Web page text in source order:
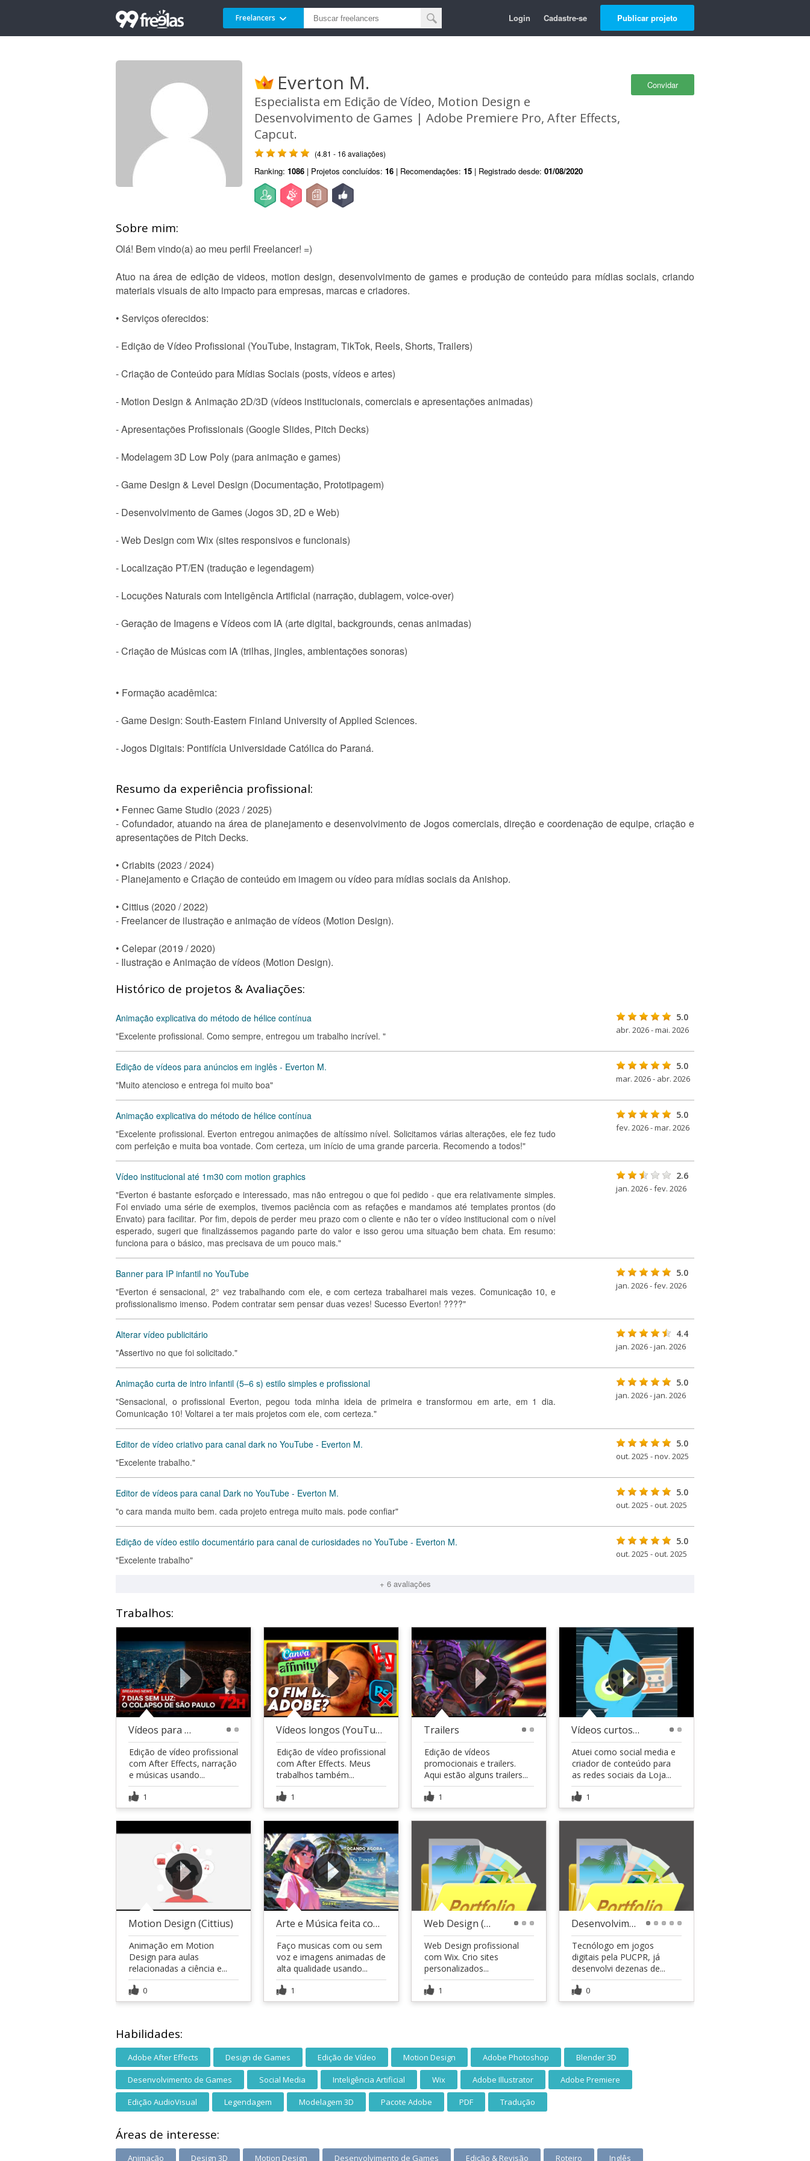
Freelancers Login Cadastre-se Publicar projeto
Convidar
Everton M.
Especialista em Edição de Vídeo, Motion Design e
Desenvolvimento de Games | Adobe Premiere Pro, After Effects,
Capcut.
(4.81 - 16 avaliações)
Ranking: 1086 | Projetos concluídos: 16 | Recomendações: 15 | Registrado desde: 01/08/2020
Sobre mim:
Olá! Bem vindo(a) ao meu perfil Freelancer! =)
Atuo na área de edição de videos, motion design, desenvolvimento de games e produção de conteúdo para mídias sociais, criando
materiais visuais de alto impacto para empresas, marcas e criadores.
• Serviços oferecidos:
- Edição de Vídeo Profissional (YouTube, Instagram, TikTok, Reels, Shorts, Trailers)
- Criação de Conteúdo para Mídias Sociais (posts, vídeos e artes)
- Motion Design & Animação 2D/3D (vídeos institucionais, comerciais e apresentações animadas)
- Apresentações Profissionais (Google Slides, Pitch Decks)
- Modelagem 3D Low Poly (para animação e games)
- Game Design & Level Design (Documentação, Prototipagem)
- Desenvolvimento de Games (Jogos 3D, 2D e Web)
- Web Design com Wix (sites responsivos e funcionais)
- Localização PT/EN (tradução e legendagem)
- Locuções Naturais com Inteligência Artificial (narração, dublagem, voice-over)
- Geração de Imagens e Vídeos com IA (arte digital, backgrounds, cenas animadas)
- Criação de Músicas com IA (trilhas, jingles, ambientações sonoras)
• Formação acadêmica:
- Game Design: South-Eastern Finland University of Applied Sciences.
- Jogos Digitais: Pontifícia Universidade Católica do Paraná.
Resumo da experiência profissional:
• Fennec Game Studio (2023 / 2025)
- Cofundador, atuando na área de planejamento e desenvolvimento de Jogos comerciais, direção e coordenação de equipe, criação e
apresentações de Pitch Decks.
• Criabits (2023 / 2024)
- Planejamento e Criação de conteúdo em imagem ou vídeo para mídias sociais da Anishop.
• Cittius (2020 / 2022)
- Freelancer de ilustração e animação de vídeos (Motion Design).
• Celepar (2019 / 2020)
- Ilustração e Animação de vídeos (Motion Design).
Histórico de projetos & Avaliações:
Animação explicativa do método de hélice contínua
"Excelente profissional. Como sempre, entregou um trabalho incrível. "
5.0
abr. 2026 - mai. 2026
Edição de vídeos para anúncios em inglês - Everton M.
"Muito atencioso e entrega foi muito boa"
5.0
mar. 2026 - abr. 2026
Animação explicativa do método de hélice contínua
"Excelente profissional. Everton entregou animações de altíssimo nível. Solicitamos várias alterações, ele fez tudo
com perfeição e muita boa vontade. Com certeza, um início de uma grande parceria. Recomendo a todos!"
5.0
fev. 2026 - mar. 2026
Vídeo institucional até 1m30 com motion graphics
"Everton é bastante esforçado e interessado, mas não entregou o que foi pedido - que era relativamente simples.
Foi enviado uma série de exemplos, tivemos paciência com as refações e mandamos até templates prontos (do
Envato) para facilitar. Por fim, depois de perder meu prazo com o cliente e não ter o vídeo institucional com o nível
esperado, sugeri que finalizássemos pagando parte do valor e isso gerou uma situação bem chata. Em resumo:
funciona para o básico, mas precisava de um pouco mais."
2.6
jan. 2026 - fev. 2026
Banner para IP infantil no YouTube
"Everton é sensacional, 2° vez trabalhando com ele, e com certeza trabalharei mais vezes. Comunicação 10, e
profissionalismo imenso. Podem contratar sem pensar duas vezes! Sucesso Everton! ????"
5.0
jan. 2026 - fev. 2026
Alterar vídeo publicitário
"Assertivo no que foi solicitado."
4.4
jan. 2026 - jan. 2026
Animação curta de intro infantil (5–6 s) estilo simples e profissional
"Sensacional, o profissional Everton, pegou toda minha ideia de primeira e transformou em arte, em 1 dia.
Comunicação 10! Voltarei a ter mais projetos com ele, com certeza."
5.0
jan. 2026 - jan. 2026
Editor de vídeo criativo para canal dark no YouTube - Everton M.
"Excelente trabalho."
5.0
out. 2025 - nov. 2025
Editor de vídeos para canal Dark no YouTube - Everton M.
"o cara manda muito bem. cada projeto entrega muito mais. pode confiar"
5.0
out. 2025 - out. 2025
Edição de vídeo estilo documentário para canal de curiosidades no YouTube - Everton M.
"Excelente trabalho"
5.0
out. 2025 - out. 2025
+ 6 avaliações
Trabalhos:
Vídeos para Canal Dark
Edição de vídeo profissional
com After Effects, narração
e músicas usando...
1
Vídeos longos (YouTube)
Edição de vídeo profissional
com After Effects. Meus
trabalhos também...
1
Trailers
Edição de vídeos
promocionais e trailers.
Aqui estão alguns trailers...
1
Vídeos curtos para Redes Sociais (Anishop)
Atuei como social media e
criador de conteúdo para
as redes sociais da Loja...
1
Motion Design (Cittius)
Animação em Motion
Design para aulas
relacionadas a ciência e...
0
Arte e Música feita com Inteligência Artificial
Faço musicas com ou sem
voz e imagens animadas de
alta qualidade usando...
1
Web Design (Wix)
Web Design profissional
com Wix. Crio sites
personalizados...
1
Desenvolvimento de Jogos
Tecnólogo em jogos
digitais pela PUCPR, já
desenvolvi dezenas de...
0
Habilidades:
Adobe After Effects Design de Games Edição de Vídeo Motion Design Adobe Photoshop Blender 3D
Desenvolvimento de Games Social Media Inteligência Artificial Wix Adobe Illustrator Adobe Premiere
Edição AudioVisual Legendagem Modelagem 3D Pacote Adobe PDF Tradução
Áreas de interesse:
Animação Design 3D Motion Design Desenvolvimento de Games Edição & Revisão Roteiro Inglês